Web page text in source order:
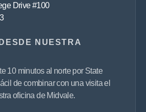
Drive #100
NUESTRA
10 minutos al norte por State
de combinar con una visita el
oficina de Midvale.